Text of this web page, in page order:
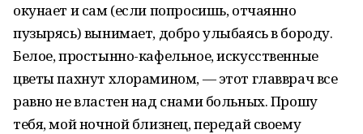
окунает и сам (если попросишь, отчаянно
пузырясь) вынимает, добро улыбаясь в бороду.
Белое, простынно-кафельное, искусственные
цветы пахнут хлорамином, — этот главврач все
равно не властен над снами больных. Прошу
тебя, мой ночной близнец, передай своему